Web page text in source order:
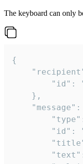
The keyboard can only
{